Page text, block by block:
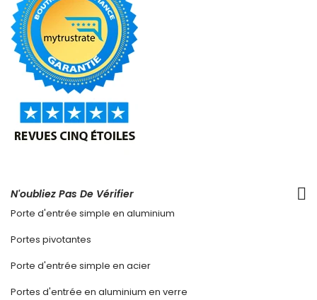
N'oubliez Pas De Vérifier
Porte d'entrée simple en aluminium
Portes pivotantes
Porte d'entrée simple en acier
Portes d'entrée en aluminium en verre